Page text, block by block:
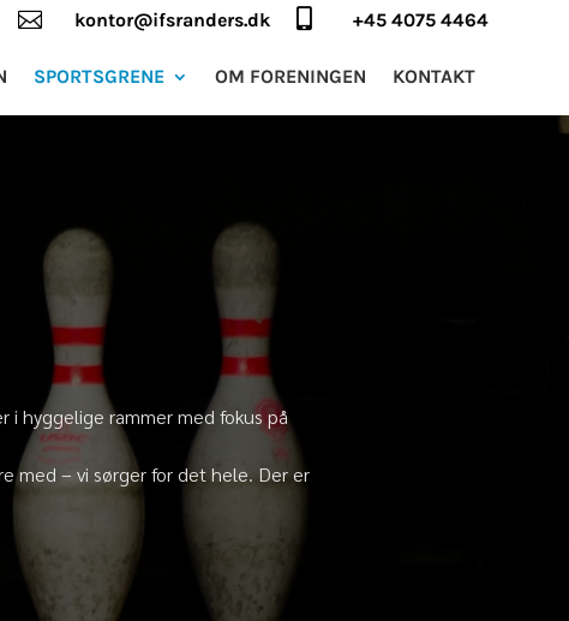
 kontor@ifsranders.dk  +45 4075 4464
SPORTSGRENE OM FORENINGEN KONTAKT
i hyggelige rammer med fokus på
med – vi sørger for det hele. Der er